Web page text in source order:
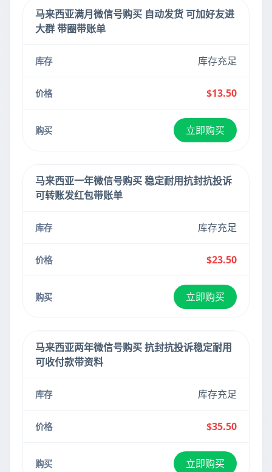
马来西亚满月微信号购买 自动发货 可加好友进
大群 带圈带账单
库存充足
$13.50
立即购买
马来西亚一年微信号购买 稳定耐用抗封抗投诉
可转账发红包带账单
库存充足
$23.50
立即购买
马来西亚两年微信号购买 抗封抗投诉稳定耐用
可收付款带资料
库存充足
$35.50
立即购买